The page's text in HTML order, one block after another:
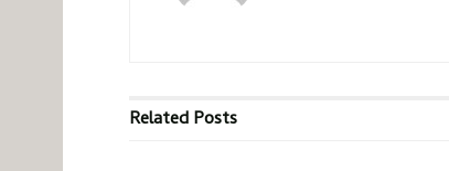
RelatedPosts